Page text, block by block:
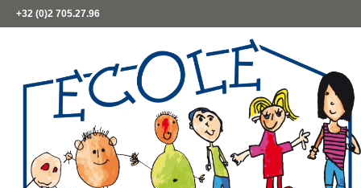
+32 (0)2 705.27.96